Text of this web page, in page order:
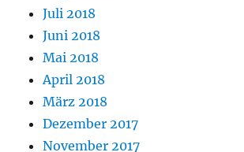
Juli 2018
Juni 2018
Mai 2018
April 2018
März 2018
Dezember 2017
November 2017